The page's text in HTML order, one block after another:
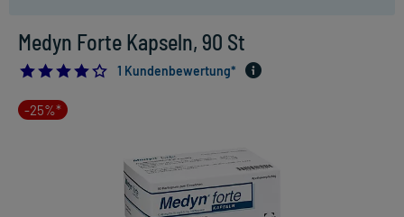
Medyn Forte Kapseln, 90 St
4.0
1 Kundenbewertung*
-25%*